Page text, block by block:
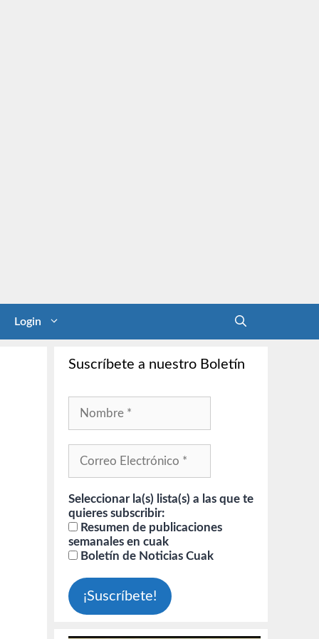
Login
Suscríbete a nuestro Boletín
Seleccionar la(s) lista(s) a las que te
quieres subscribir:
Resumen de publicaciones
semanales en cuak
Boletín de Noticias Cuak